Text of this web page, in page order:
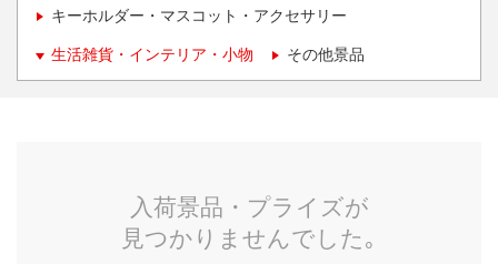
キーホルダー・マスコット・アクセサリー
生活雑貨・インテリア・小物 その他景品